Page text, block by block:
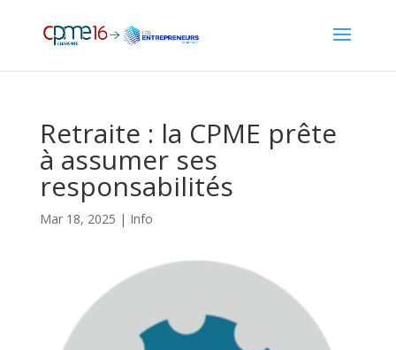
Retraite : la CPME prête
à assumer ses
responsabilités
Mar 18, 2025 | Info